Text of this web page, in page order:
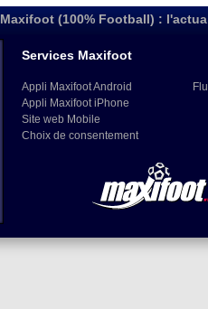
Maxifoot (100% Football) :
Services Maxifoot
Appli Maxifoot Android
Appli Maxifoot iPhone
Site web Mobile
Choix de consentement